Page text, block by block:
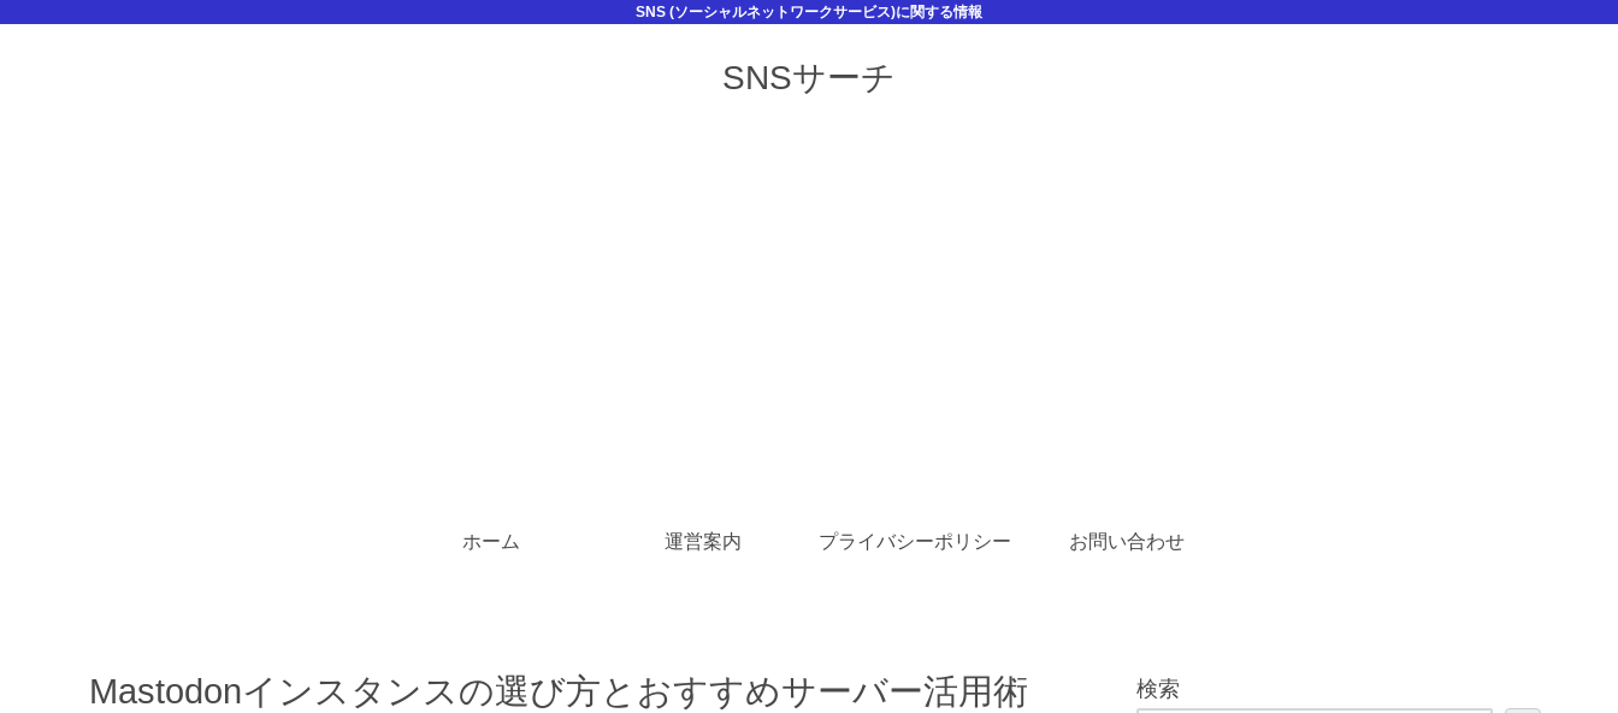
SNS (ソーシャルネットワークサービス)に関する情報
SNSサーチ
ホーム 運営案内 プライバシーポリシー お問い合わせ
Mastodonインスタンスの選び方とおすすめサーバー活用術
検索